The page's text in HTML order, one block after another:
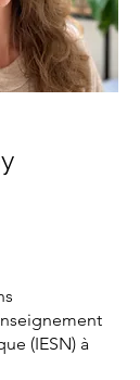
(IESN) à